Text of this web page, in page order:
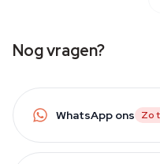
Nog vragen?
WhatsApp ons Zo